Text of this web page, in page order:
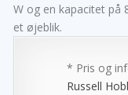
W og en kapacitet på
et øjeblik.
* Pris og
Russell